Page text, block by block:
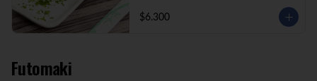
$6.300
Futomaki